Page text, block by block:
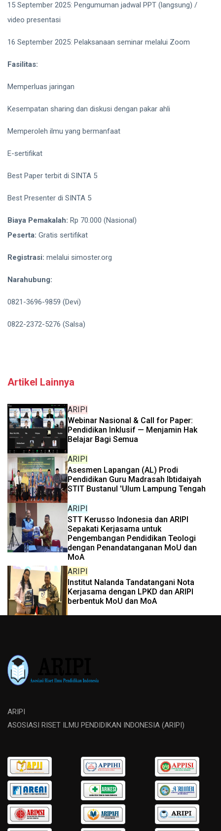
15 September 2025: Pengumuman jadwal PPT (langsung) /
video presentasi
16 September 2025: Pelaksanaan seminar melalui Zoom
Fasilitas:
Memperluas jaringan
Kesempatan sharing dan diskusi dengan pakar ahli
Memperoleh ilmu yang bermanfaat
E-sertifikat
Best Paper terbit di SINTA 5
Best Presenter di SINTA 5
Biaya Pemakalah: Rp 70.000 (Nasional)
Peserta: Gratis sertifikat
Registrasi: melalui simoster.org
Narahubung:
0821-3696-9859 (Devi)
0822-2372-5276 (Salsa)
Artikel Lainnya
ARIPI
Webinar Nasional & Call for Paper:
Pendidikan Inklusif — Menjamin Hak
Belajar Bagi Semua
ARIPI
Asesmen Lapangan (AL) Prodi
Pendidikan Guru Madrasah Ibtidaiyah
STIT Bustanul 'Ulum Lampung Tengah
ARIPI
STT Kerusso Indonesia dan ARIPI
Sepakati Kerjasama untuk
Pengembangan Pendidikan Teologi
dengan Penandatanganan MoU dan
MoA
ARIPI
Institut Nalanda Tandatangani Nota
Kerjasama dengan LPKD dan ARIPI
berbentuk MoU dan MoA
ARIPI
ASOSIASI RISET ILMU PENDIDIKAN INDONESIA (ARIPI)